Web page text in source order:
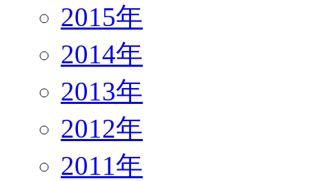
2015年
2014年
2013年
2012年
2011年